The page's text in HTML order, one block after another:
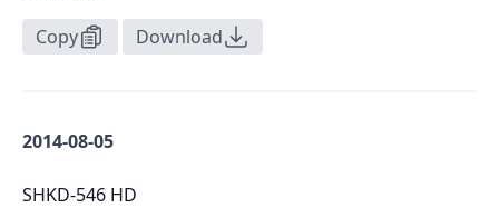
Copy Download
2014-08-05
SHKD-546 HD